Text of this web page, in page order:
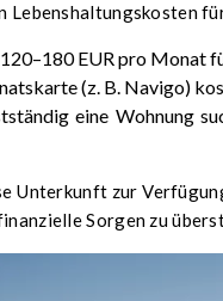
Lebenshaltungskosten
EUR pro Monat
(z. B. Navigo)
eine Wohnung
Unterkunft zur
Sorgen zu